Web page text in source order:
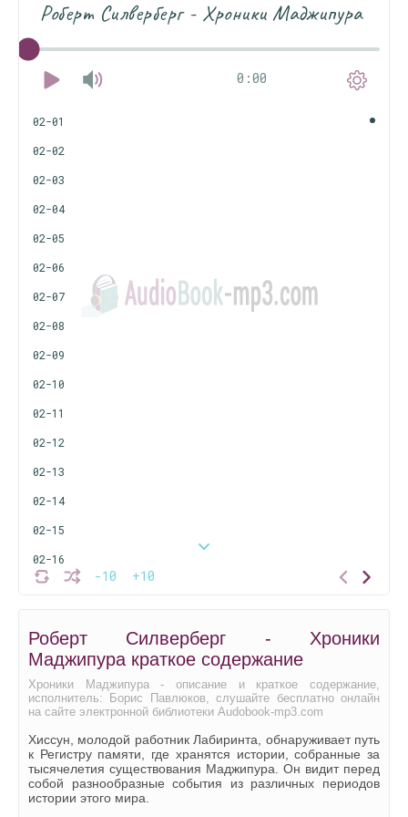
Роберт Силверберг - Хроники Маджипура
0:00
-10 +10
02-01
02-02
02-03
02-04
02-05
02-06
02-07
02-08
02-09
02-10
02-11
02-12
02-13
02-14
02-15
02-16
02-17
02-19
02-21
02-22
02-23
02-24
Роберт Силверберг - Хроники
Маджипура краткое содержание
Хроники Маджипура - описание и краткое содержание,
исполнитель: Борис Павлюков, слушайте бесплатно онлайн
на сайте электронной библиотеки Audobook-mp3.com
Хиссун, молодой работник Лабиринта, обнаруживает путь
к Регистру памяти, где хранятся истории, собранные за
тысячелетия существования Маджипура. Он видит перед
собой разнообразные события из различных периодов
истории этого мира.